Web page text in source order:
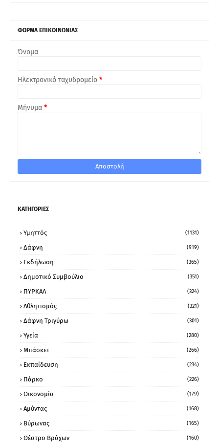
ΦΟΡΜΑ ΕΠΙΚΟΙΝΩΝΙΑΣ
Όνομα
Ηλεκτρονικό ταχυδρομείο *
Μήνυμα *
ΚΑΤΗΓΟΡΙΕΣ
Υμηττός (1131)
Δάφνη (919)
Εκδήλωση (365)
Δημοτικό Συμβούλιο (351)
ΠΥΡΚΑΛ (324)
Αθλητισμός (321)
Δάφνη Τριγύρω (301)
Υγεία (280)
Μπάσκετ (266)
Εκπαίδευση (234)
Πάρκο (226)
Οικονομία (179)
Αμύντας (168)
Βύρωνας (165)
Θέατρο Βράχων (160)